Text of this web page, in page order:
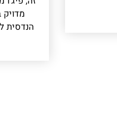
מדויק
הנדסית